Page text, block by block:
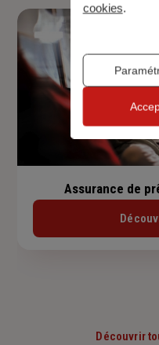
Assurance de
Découvrir
cookies.